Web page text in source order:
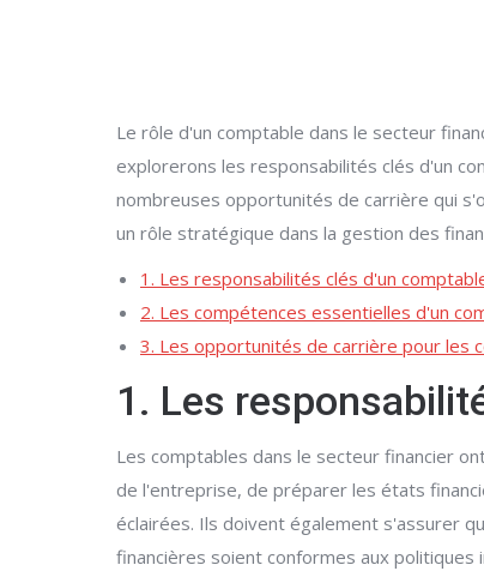
Le rôle d'un comptable dans le secteur
explorerons les responsabilités clés d'un
nombreuses opportunités de carrière qui
un rôle stratégique dans la gestion des
1. Les responsabilités clés d'un
2. Les compétences essentielles d'un
3. Les opportunités de carrière pour les
1. Les
Les comptables dans le secteur financier
de l'entreprise, de préparer les états
éclairées. Ils doivent également s'assurer
financières soient conformes aux